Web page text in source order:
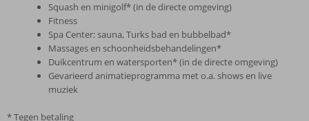
Squash en minigolf* (in de directe omgeving)
Fitness
Spa Center: sauna, Turks bad en bubbelbad*
Massages en schoonheidsbehandelingen*
Duikcentrum en watersporten* (in de directe omgeving)
Gevarieerd animatieprogramma met o.a. shows en live
muziek
* Tegen betaling